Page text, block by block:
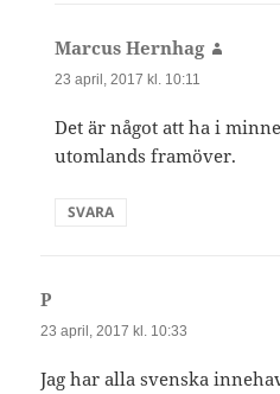
Marcus Hernhag
23 april, 2017 kl. 10:11
Det är något att ha i
utomlands framöver.
SVARA
P
23 april, 2017 kl. 10:33
Jag har alla svenska